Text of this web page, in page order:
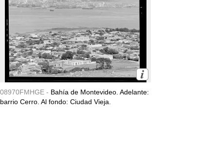
08970FMHGE - Bahía de Montevideo. Adelante:
barrio Cerro. Al fondo: Ciudad Vieja.